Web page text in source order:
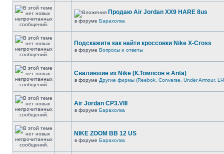
Продаю Air Jordan XX9 HARE 8us
в форуме Барахолка
Подскажите как найти кроссовки Nike X-Cross
в форуме Вопросы и ответы
Свалившие из Nike (К.Томпсон в Anta)
в форуме Другие фирмы (Reebok, Converse, Under Armour, Li-
Air Jordan CP3.VIII
в форуме Барахолка
NIKE ZOOM BB 12 US
в форуме Барахолка